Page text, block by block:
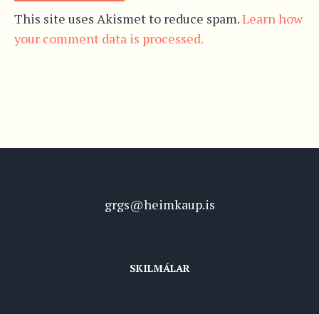
This site uses Akismet to reduce spam.Learn how
your comment data is processed.
grgs@heimkaup.is
SKILMÁLAR